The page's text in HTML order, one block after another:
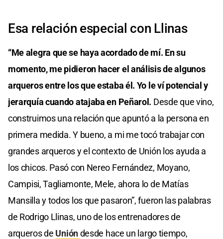
Esa relación especial con Llinas
“Me alegra que se haya acordado de mí. En su
momento, me pidieron hacer el análisis de algunos
arqueros entre los que estaba él. Yo le ví potencial y
jerarquía cuando atajaba en Peñarol. Desde que vino,
construimos una relación que apuntó a la persona en
primera medida. Y bueno, a mi me tocó trabajar con
grandes arqueros y el contexto de Unión los ayuda a
los chicos. Pasó con Nereo Fernández, Moyano,
Campisi, Tagliamonte, Mele, ahora lo de Matías
Mansilla y todos los que pasaron”, fueron las palabras
de Rodrigo Llinas, uno de los entrenadores de
arqueros de Unióndesde hace un largo tiempo,